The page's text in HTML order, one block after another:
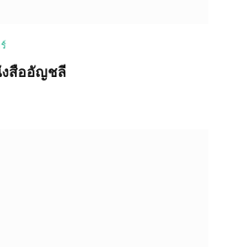
สืออัญชลี